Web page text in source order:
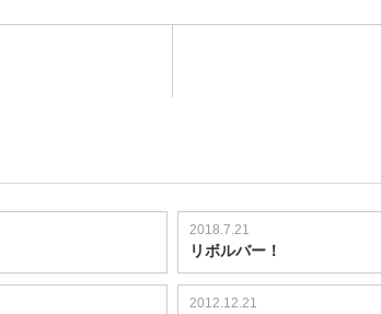
2018.7.21
リボルバー！
2012.12.21